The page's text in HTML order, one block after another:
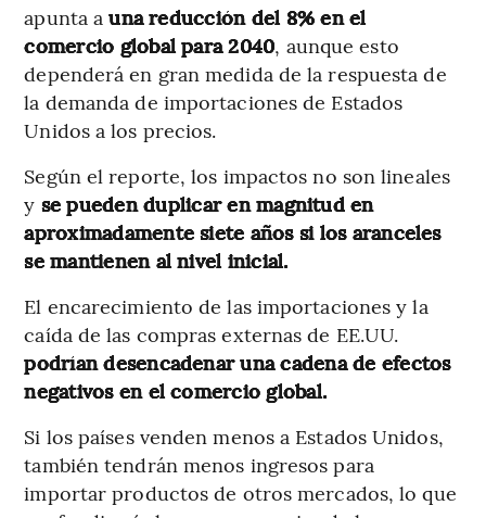
apunta auna reducción del 8% en el
comercio global para 2040, aunque esto
dependerá en gran medida de la respuesta de
la demanda de importaciones de Estados
Unidos a los precios.
Según el reporte, los impactos no son lineales
y se pueden duplicar en magnitud en
aproximadamente siete años si los aranceles
se mantienen al nivel inicial.
El encarecimiento de las importaciones y la
caída de las compras externas de EE.UU.
podrían desencadenar una cadena de efectos
negativos en el comercio global.
Si los países venden menos a Estados Unidos,
también tendrán menos ingresos para
importar productos de otros mercados, lo que